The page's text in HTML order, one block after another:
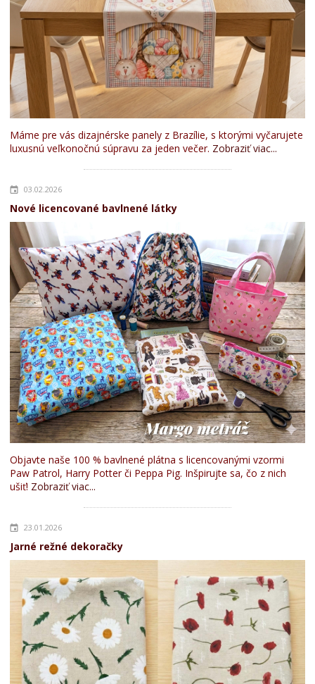
Máme pre vás dizajnérske panely z Brazílie, s ktorými vyčarujete
luxusnú veľkonočnú súpravu za jeden večer. Zobraziť viac...
03.02.2026
Nové licencované bavlnené látky
Objavte naše 100 % bavlnené plátna s licencovanými vzormi
Paw Patrol, Harry Potter či Peppa Pig. Inšpirujte sa, čo z nich
ušiť! Zobraziť viac...
23.01.2026
Jarné režné dekoračky